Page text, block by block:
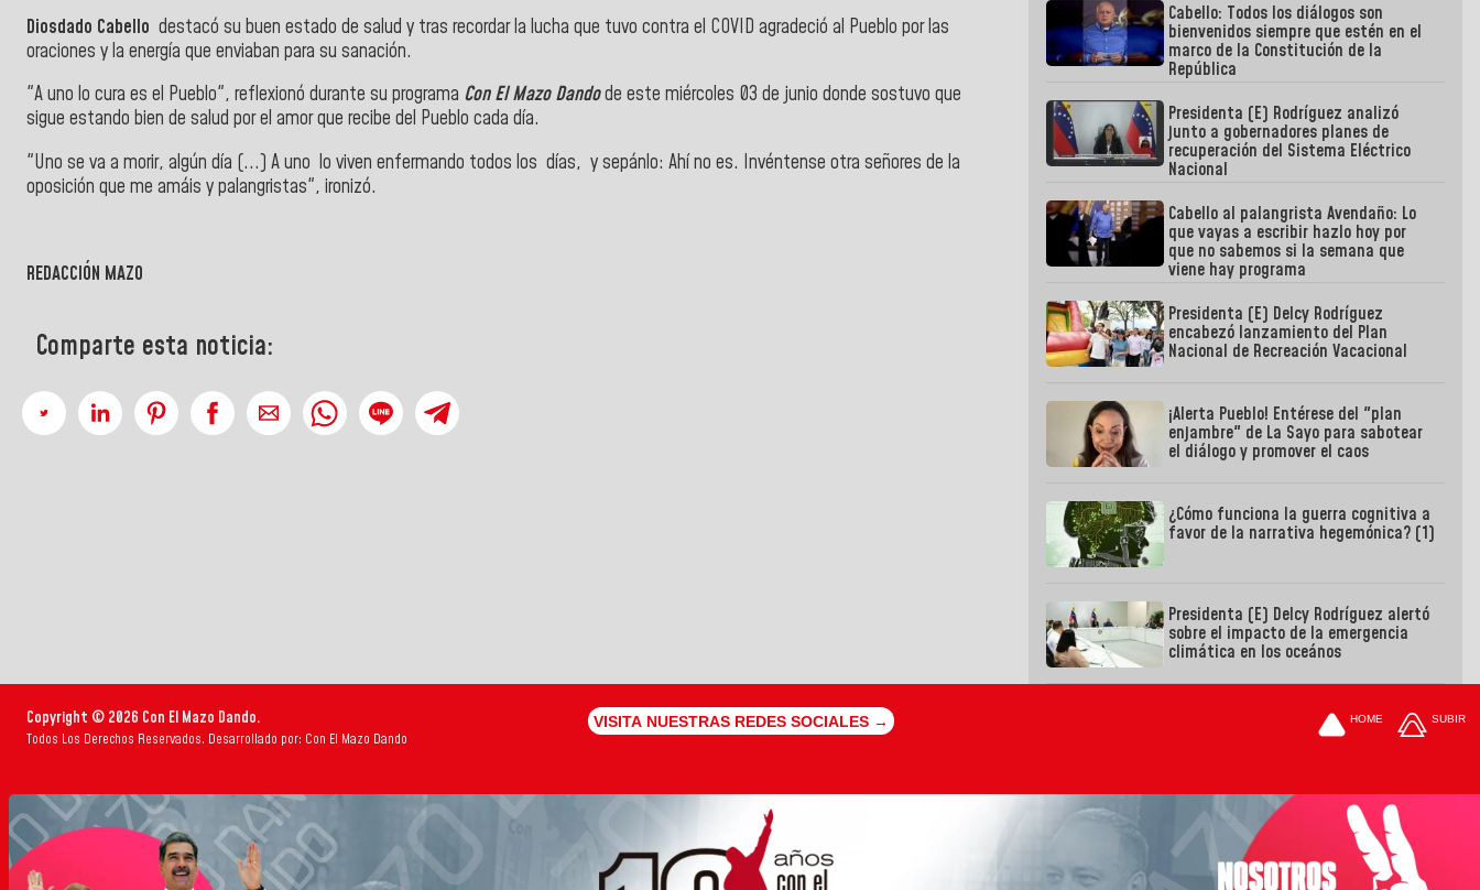
Diosdado Cabello destacó su buen estado de salud y tras recordar la lucha que tuvo contra el COVID agradeció al Pueblo por las
oraciones y la energía que enviaban para su sanación.
"A uno lo cura es el Pueblo", reflexionó durante su programa Con El Mazo Dandode este miércoles 03 de junio donde sostuvo que
sigue estando bien de salud por el amor que recibe del Pueblo cada día.
"Uno se va a morir, algún día (...) A uno lo viven enfermando todos los días, y sepánlo: Ahí no es. Invéntense otra señores de la
oposición que me amáis y palangristas", ironizó.
REDACCIÓN MAZO
Comparte esta noticia:
Cabello: Todos los diálogos son
bienvenidos siempre que estén en el
marco de la Constitución de la
República
Presidenta (E) Rodríguez analizó
junto a gobernadores planes de
recuperación del Sistema Eléctrico
Nacional
Cabello al palangrista Avendaño: Lo
que vayas a escribir hazlo hoy por
que no sabemos si la semana que
viene hay programa
Presidenta (E) Delcy Rodríguez
encabezó lanzamiento del Plan
Nacional de Recreación Vacacional
¡Alerta Pueblo! Entérese del "plan
enjambre" de La Sayo para sabotear
el diálogo y promover el caos
¿Cómo funciona la guerra cognitiva a
favor de la narrativa hegemónica? (1)
Presidenta (E) Delcy Rodríguez alertó
sobre el impacto de la emergencia
climática en los oceános
Copyright © 2026 Con El Mazo Dando.
Todos Los Derechos Reservados. Desarrollado por: Con El Mazo Dando
VISITA NUESTRAS REDES SOCIALES → HOME SUBIR